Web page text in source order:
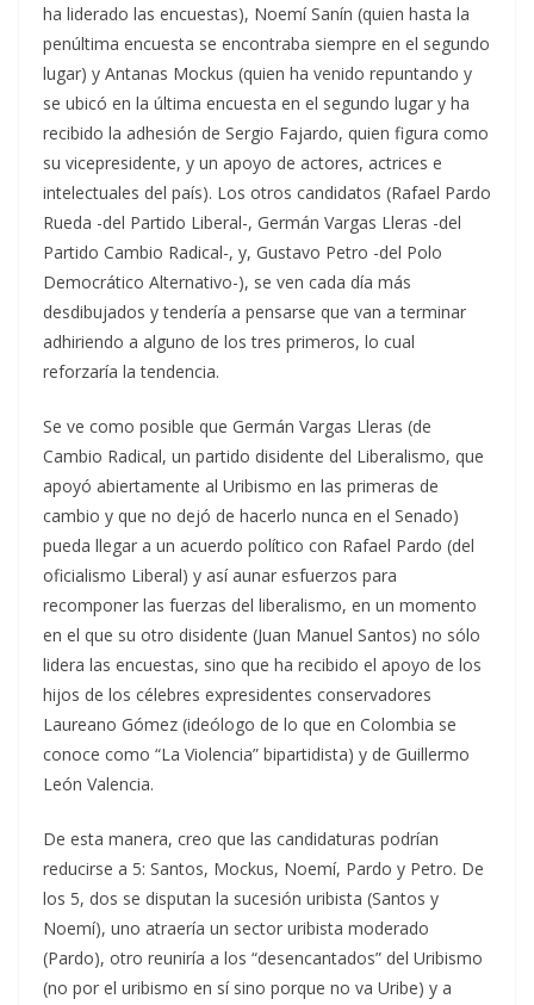
ha liderado las encuestas), Noemí Sanín (quien hasta la
penúltima encuesta se encontraba siempre en el segundo
lugar) y Antanas Mockus (quien ha venido repuntando y
se ubicó en la última encuesta en el segundo lugar y ha
recibido la adhesión de Sergio Fajardo, quien figura como
su vicepresidente, y un apoyo de actores, actrices e
intelectuales del país). Los otros candidatos (Rafael Pardo
Rueda -del Partido Liberal-, Germán Vargas Lleras -del
Partido Cambio Radical-, y, Gustavo Petro -del Polo
Democrático Alternativo-), se ven cada día más
desdibujados y tendería a pensarse que van a terminar
adhiriendo a alguno de los tres primeros, lo cual
reforzaría la tendencia.
Se ve como posible que Germán Vargas Lleras (de
Cambio Radical, un partido disidente del Liberalismo, que
apoyó abiertamente al Uribismo en las primeras de
cambio y que no dejó de hacerlo nunca en el Senado)
pueda llegar a un acuerdo político con Rafael Pardo (del
oficialismo Liberal) y así aunar esfuerzos para
recomponer las fuerzas del liberalismo, en un momento
en el que su otro disidente (Juan Manuel Santos) no sólo
lidera las encuestas, sino que ha recibido el apoyo de los
hijos de los célebres expresidentes conservadores
Laureano Gómez (ideólogo de lo que en Colombia se
conoce como “La Violencia” bipartidista) y de Guillermo
León Valencia.
De esta manera, creo que las candidaturas podrían
reducirse a 5: Santos, Mockus, Noemí, Pardo y Petro. De
los 5, dos se disputan la sucesión uribista (Santos y
Noemí), uno atraería un sector uribista moderado
(Pardo), otro reuniría a los “desencantados” del Uribismo
(no por el uribismo en sí sino porque no va Uribe) y a